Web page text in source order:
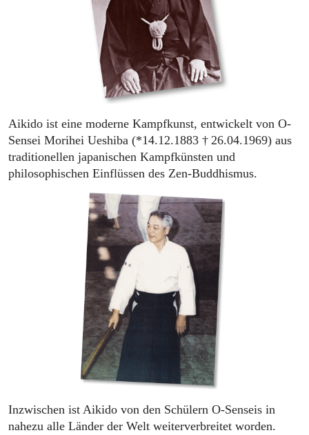
Aikido ist eine moderne Kampfkunst, entwickelt von O-
Sensei Morihei Ueshiba (*14.12.1883 † 26.04.1969) aus
traditionellen japanischen Kampfkünsten und
philosophischen Einflüssen des Zen-Buddhismus.
Inzwischen ist Aikido von den Schülern O-Senseis in
nahezu alle Länder der Welt weiterverbreitet worden.